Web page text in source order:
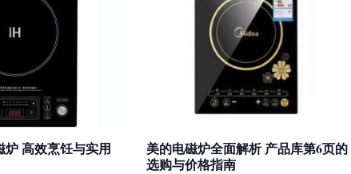
炉 高效烹饪与实用
美的电磁炉全面解析 产品库第6页的
选购与价格指南